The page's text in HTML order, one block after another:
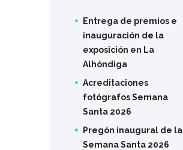
Entrega de premios e
inauguración de la
exposición en La
Alhóndiga
Acreditaciones
fotógrafos Semana
Santa 2026
Pregón inaugural de la
Semana Santa 2026